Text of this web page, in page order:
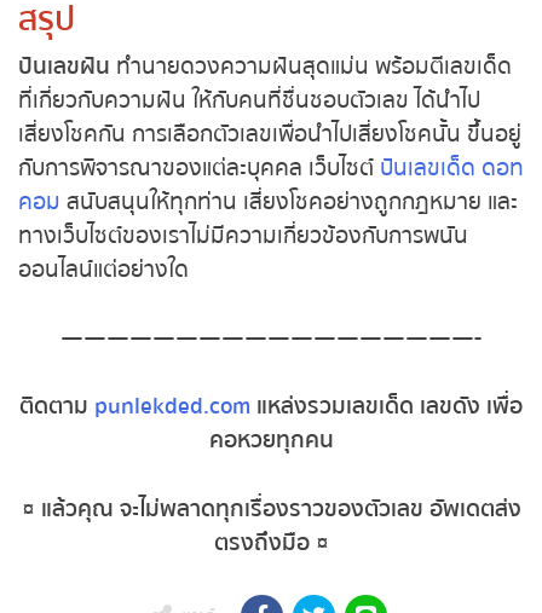
หวยหุ้นเยอรมัน
หวยหุ้นอังกฤษ
หวยหุ้นรัสเซีย
หวยหุ้นอินเดีย
หวยหุ้นดาวโจนส์
MK Sports
สรุป
ปันเลขฝันทำนายดวงความฝันสุดแม่น พร้อมตีเลข
เด็ด ที่เกี่ยวกับความฝัน ให้กับคนที่ชื่นชอบตัวเลข ได้นำ
ไปเสี่ยงโชคกันการเลือกตัวเลขเพื่อนำไปเสี่ยงโชคนั้น
ขึ้นอยู่กับการพิจารณาของแต่ละบุคคลเว็บไซต์ปันเลข
เด็ด ดอทคอมสนับสนุนให้ทุกท่าน เสี่ยงโชคอย่างถูก
กฎหมาย และทางเว็บไซต์ของเราไม่มีความเกี่ยวข้องกับ
ติดตาม
punlekded.comแหล่งรวมเลขเด็ด เลขดัง
เพื่อคอหวยทุกคน
¤ แล้วคุณ จะไม่พลาดทุกเรื่องราวของตัวเลข อัพเดต